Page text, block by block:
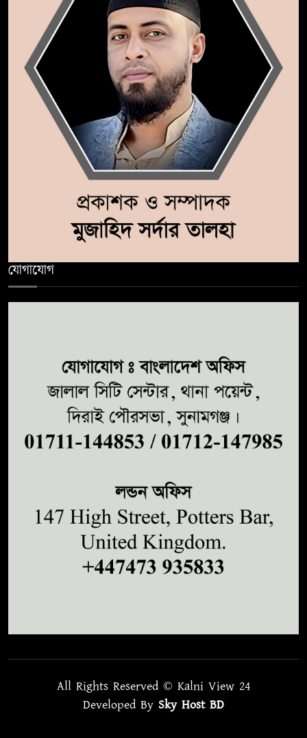
যোগাযোগ
All Rights Reserved © Kalni View 24
Developed By Sky Host BD